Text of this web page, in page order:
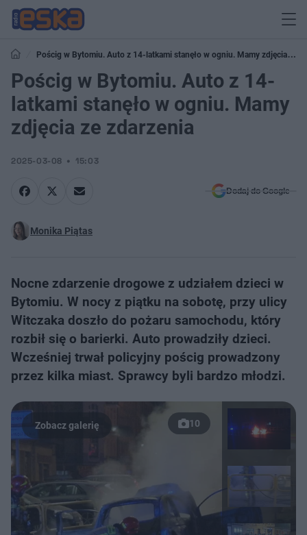
Pościg w Bytomiu. Auto z 14-latkami stanęło w ogniu. Mamy zdjęcia ze
zdarzenia
Pościg w Bytomiu. Auto z 14-
latkami stanęło w ogniu. Mamy
zdjęcia ze zdarzenia
2025-03-08 15:03
Dodaj do Google
Monika Piątas
Nocne zdarzenie drogowe z udziałem dzieci w
Bytomiu. W nocy z piątku na sobotę, przy ulicy
Witczaka doszło do pożaru samochodu, który
rozbił się o barierki. Auto prowadziły dzieci.
Wcześniej trwał policyjny pościg prowadzony
przez kilka miast. Sprawcy byli bardzo młodzi.
10